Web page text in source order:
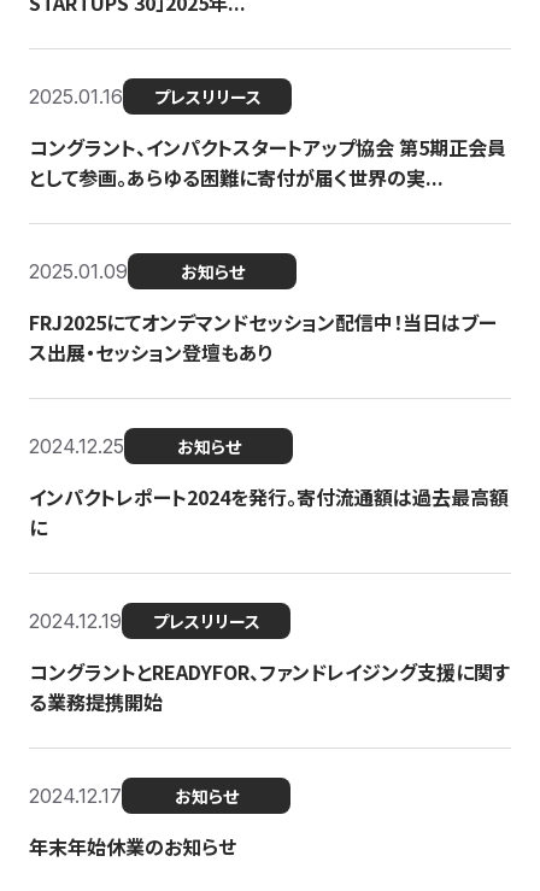
2025.01.16 プレスリリース
コングラント、インパクトスタートアップ協会 第5期正会員
として参画。あらゆる困難に寄付が届く世界の実...
2025.01.09 お知らせ
FRJ2025にてオンデマンドセッション配信中！当日はブー
ス出展・セッション登壇もあり
2024.12.25 お知らせ
インパクトレポート2024を発行。寄付流通額は過去最高額
に
2024.12.19 プレスリリース
コングラントとREADYFOR、ファンドレイジング支援に関す
る業務提携開始
2024.12.17 お知らせ
年末年始休業のお知らせ